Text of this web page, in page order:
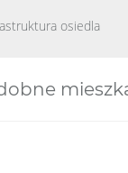
osiedla